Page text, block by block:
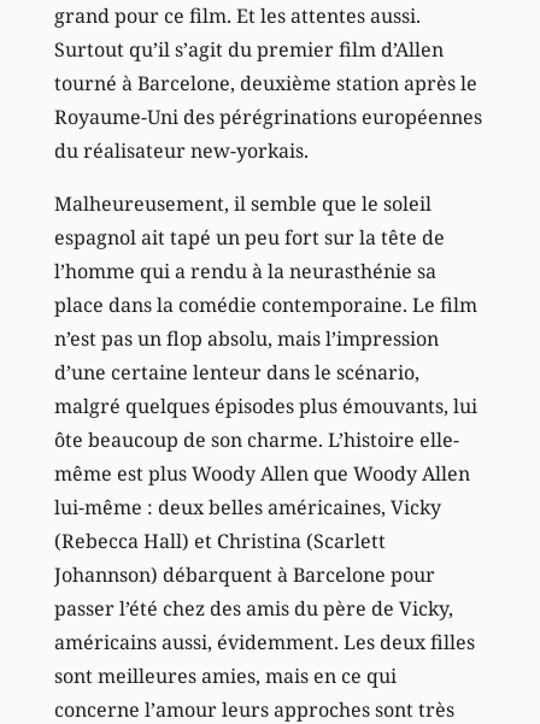
grand pour ce film. Et les attentes aussi.
Surtout qu’il s’agit du premier film d’Allen
tourné à Barcelone, deuxième station après le
Royaume-Uni des pérégrinations européennes
du réalisateur new-yorkais.
Malheureusement, il semble que le soleil
espagnol ait tapé un peu fort sur la tête de
l’homme qui a rendu à la neurasthénie sa
place dans la comédie contemporaine. Le film
n’est pas un flop absolu, mais l’impression
d’une certaine lenteur dans le scénario,
malgré quelques épisodes plus émouvants, lui
ôte beaucoup de son charme. L’histoire elle-
même est plus Woody Allen que Woody Allen
lui-même : deux belles américaines, Vicky
(Rebecca Hall) et Christina (Scarlett
Johannson) débarquent à Barcelone pour
passer l’été chez des amis du père de Vicky,
américains aussi, évidemment. Les deux filles
sont meilleures amies, mais en ce qui
concerne l’amour leurs approches sont très